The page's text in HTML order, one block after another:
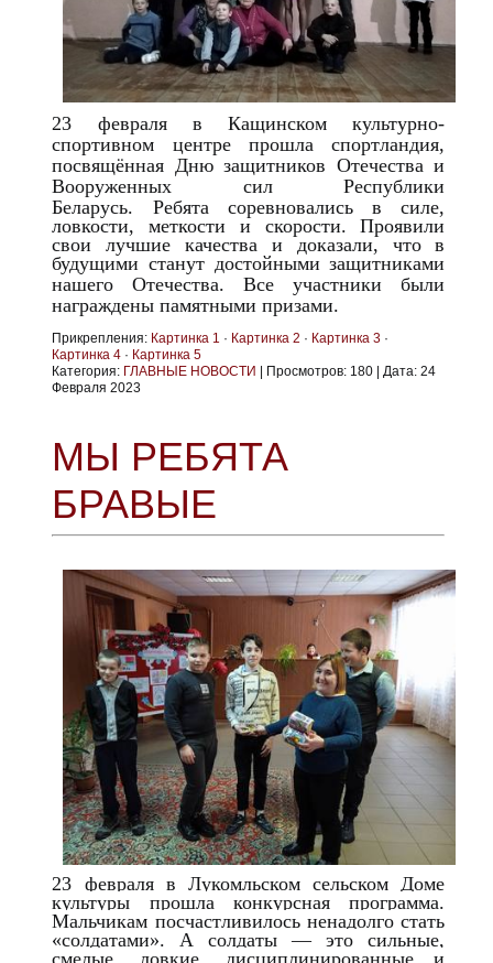
23 февраля в Кащинском культурно-
спортивном центре прошла спортландия,
посвящённая Дню защитников Отечества и
Вооруженных сил Республики
Беларусь. Ребята соревновались в силе,
ловкости, меткости и скорости. Проявили
свои лучшие качества и доказали, что в
будущими станут достойными защитниками
нашего Отечества.Все участники были
награждены памятными призами.
Прикрепления: Картинка 1 · Картинка 2 · Картинка 3 ·
Картинка 4 · Картинка 5
Категория: ГЛАВНЫЕ НОВОСТИ Просмотров: 180 |Дата: 24
Февраля 2023
МЫ РЕБЯТА
БРАВЫЕ
23 февраля в Лукомльском сельском Доме
культуры прошла конкурсная программа.
Мальчикам посчастливилось ненадолго стать
«солдатами». А солдаты — это сильные,
смелые, ловкие, дисциплинированные и